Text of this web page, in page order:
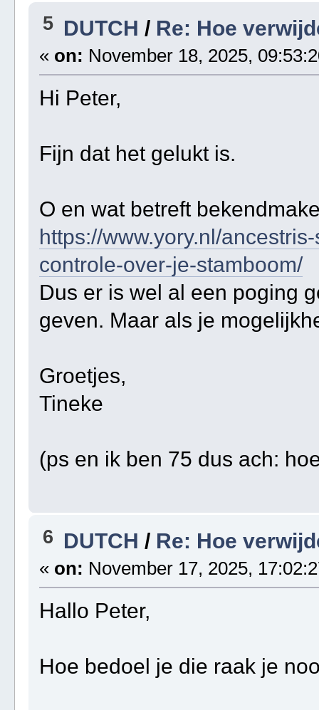
5 DUTCH / Re: Hoe
« on: November 18, 2025,
Hi Peter,
Fijn dat het gelukt is.
O en wat betreft
https://www.yory.nl/
controle-over-je-stamboom/
Dus er is wel al een poging
geven. Maar als je
Groetjes,
Tineke
(ps en ik ben 75 dus ach:
6 DUTCH / Re: Hoe
« on: November 17, 2025,
Hallo Peter,
Hoe bedoel je die raak je